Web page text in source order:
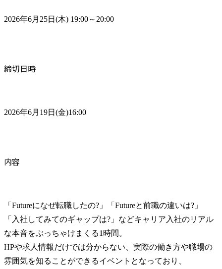
2026年6月25日(木) 19:00～20:00
締切日時
2026年6月19日(金)16:00
内容
「Futureになぜ転職したの?」「Futureと前職の違いは?」
「入社してみてのギャップは?」などキャリア入社のリアル
な本音をぶっちゃけまくる1時間。
HPや求人情報だけでは分からない、実際の働き方や職場の
雰囲気を知ることができるイベントとなっており、